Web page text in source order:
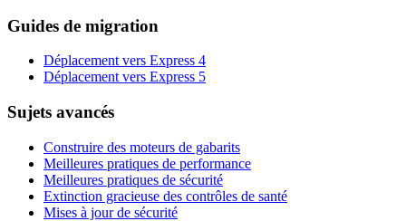
Guides de migration
Déplacement vers Express 4
Déplacement vers Express 5
Sujets avancés
Construire des moteurs de gabarits
Meilleures pratiques de performance
Meilleures pratiques de sécurité
Extinction gracieuse des contrôles de santé
Mises à jour de sécurité